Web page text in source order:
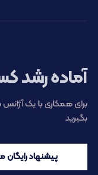
آماده رشد
برای همکاری با یک آژانس
بگیرید
پیشنهاد رایگان